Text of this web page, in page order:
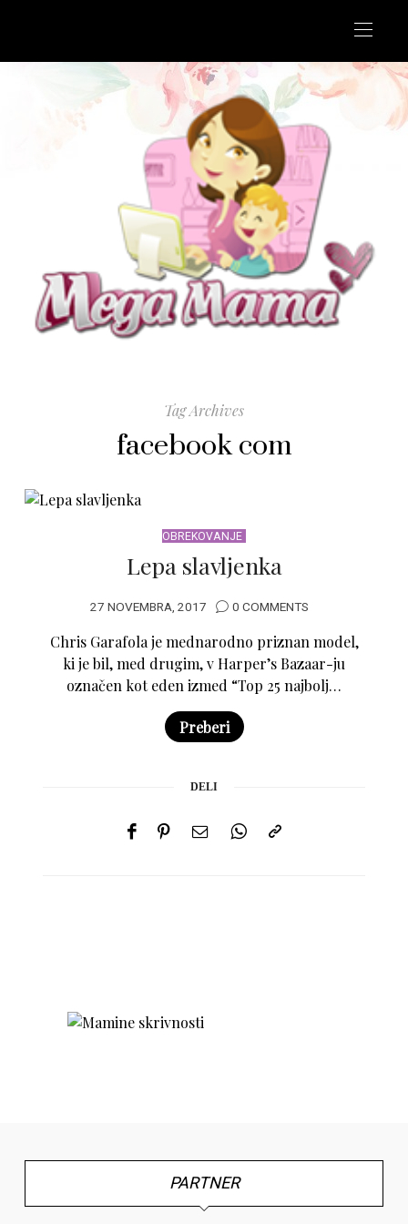
Tag Archives
facebook com
OBREKOVANJE
Lepa slavljenka
27 NOVEMBRA, 2017 0 COMMENTS
Chris Garafola je mednarodno priznan model,
ki je bil, med drugim, v Harper’s Bazaar-ju
označen kot eden izmed “Top 25 najbolj…
Preberi
DELI
PARTNER